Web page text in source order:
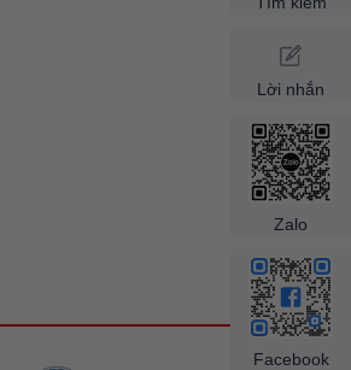
Lời nhắn
Zalo
Facebook